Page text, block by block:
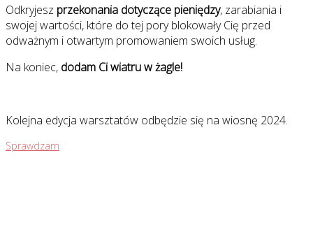
Odkryjesz przekonania dotyczące pieniędzy, zarabiania i
swojej wartości, które do tej pory blokowały Cię przed
odważnym i otwartym promowaniem swoich usług.
Na koniec, dodam Ci wiatru w żagle!
Kolejna edycja warsztatów odbędzie się na wiosnę 2024.
Sprawdzam